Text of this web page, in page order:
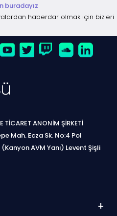
buradayız
haberdar olmak için bizleri
TİCARET ANONİM ŞİRKETİ
Mah. Ecza Sk. No:4 Pol
AVM Yanı) Levent Şişli